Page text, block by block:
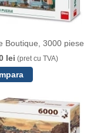
Boutique, 3000 piese
lei (pret cu TVA)